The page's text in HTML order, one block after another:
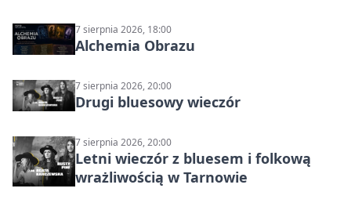
7 sierpnia 2026, 18:00
Alchemia Obrazu
7 sierpnia 2026, 20:00
Drugi bluesowy wieczór
7 sierpnia 2026, 20:00
Letni wieczór z bluesem i folkową
wrażliwością w Tarnowie